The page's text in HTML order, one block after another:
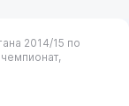
2014/15 по